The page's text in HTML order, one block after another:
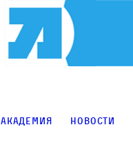
Академия Новости